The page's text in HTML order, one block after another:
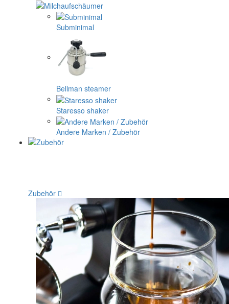
Subminimal
Bellman steamer
Staresso shaker
Andere Marken / Zubehör
Zubehör